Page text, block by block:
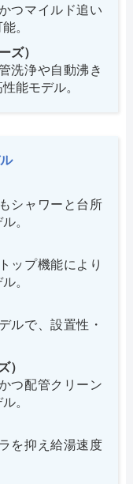
つマイルド追い
。
ズ）
洗浄や自動沸き
能モデル。
シャワーと台所
。
ップ機能により
。
ルで、設置性・
）
つ配管クリーン
。
を抑え給湯速度